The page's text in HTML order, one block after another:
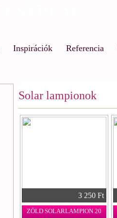
Inspirációk Referencia
Solar lampionok
3 250 Ft
ZÖLD SOLARLAMPION 20